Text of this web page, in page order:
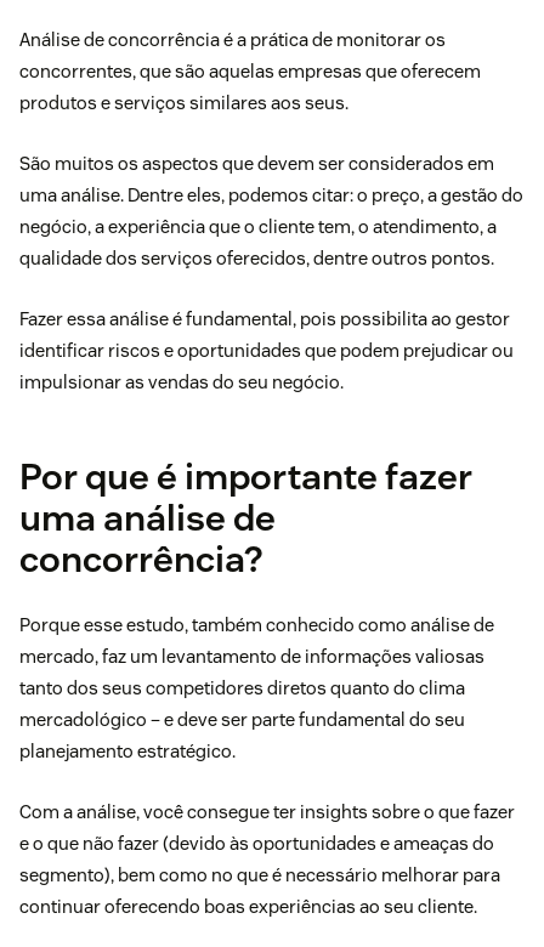
Análise de concorrência é a prática de monitorar os
concorrentes, que são aquelas empresas que oferecem
produtos e serviços similares aos seus.
São muitos os aspectos que devem ser considerados em
uma análise. Dentre eles, podemos citar: o preço, a gestão do
negócio, a experiência que o cliente tem, o atendimento, a
qualidade dos serviços oferecidos, dentre outros pontos.
Fazer essa análise é fundamental, pois possibilita ao gestor
identificar riscos e oportunidades que podem prejudicar ou
impulsionar as vendas do seu negócio.
Por que é importante fazer
uma análise de
concorrência?
Porque esse estudo, também conhecido como análise de
mercado, faz um levantamento de informações valiosas
tanto dos seus competidores diretos quanto do clima
mercadológico – e deve ser parte fundamental do seu
planejamento estratégico.
Com a análise, você consegue ter insights sobre o que fazer
e o que não fazer (devido às oportunidades e ameaças do
segmento), bem como no que é necessário melhorar para
continuar oferecendo boas experiências ao seu cliente.